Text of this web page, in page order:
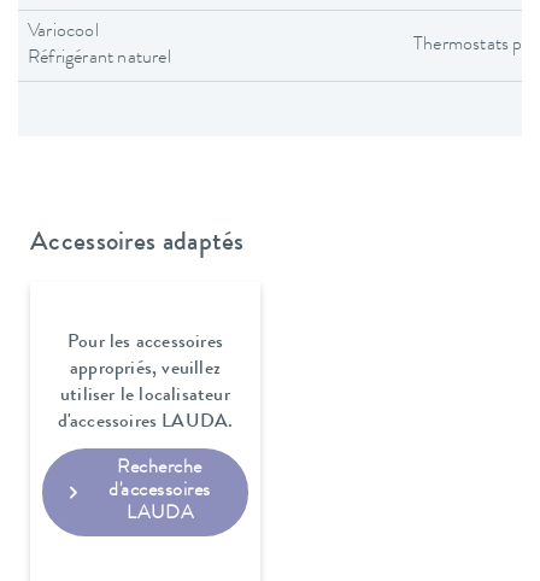
Variocool
Réfrigérant naturel
Thermostats
Accessoires adaptés
Pour les accessoires
appropriés, veuillez
utiliser le localisateur
d'accessoires LAUDA.
Recherche
d'accessoires
LAUDA